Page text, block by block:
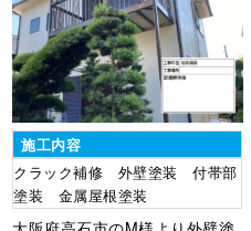
施工内容
クラック補修 外壁塗装 付帯部
塗装 金属屋根塗装